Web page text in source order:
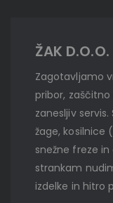
ŽAK D.O.O.
Zagotavljamo
pribor,
zanesljiv
žage, kosilnice
snežne freze
strankam
izdelke in hitro